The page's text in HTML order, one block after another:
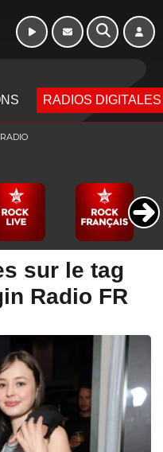
RADIOS DIGITALES
sur le tag
Radio FR